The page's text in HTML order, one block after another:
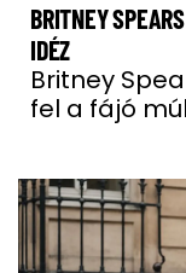
BRITNEY
IDÉZ
Britney
fel a fájó